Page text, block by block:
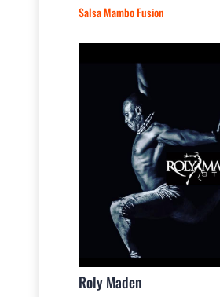
Salsa Mambo Fusion
Roly Maden